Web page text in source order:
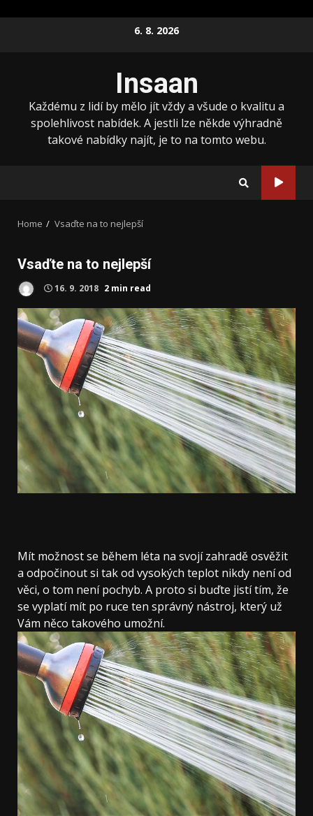
6. 8. 2026
Insaan
Každému z lidí by mělo jít vždy a všude o kvalitu a
spolehlivost nabídek. A jestli lze někde výhradně
takové nabídky najít, je to na tomto webu.
Home Vsaďte na to nejlepší
Vsaďte na to nejlepší
16. 9. 2018 2 min read
Mít možnost se během léta na svojí zahradě osvěžit
a odpočinout si tak od vysokých teplot nikdy není od
věci, o tom není pochyb. A proto si buďte jistí tím, že
se vyplatí mít po ruce ten správný nástroj, který už
Vám něco takového umožní.